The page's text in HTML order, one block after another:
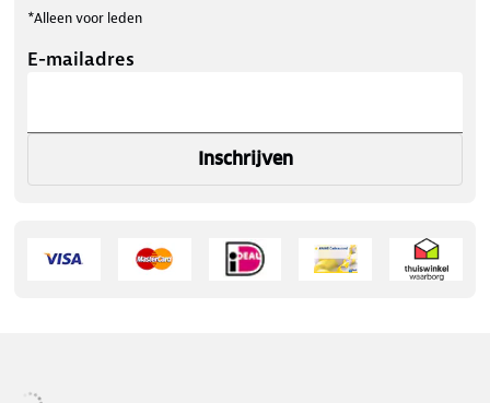
*Alleen voor leden
E-mailadres
Inschrijven